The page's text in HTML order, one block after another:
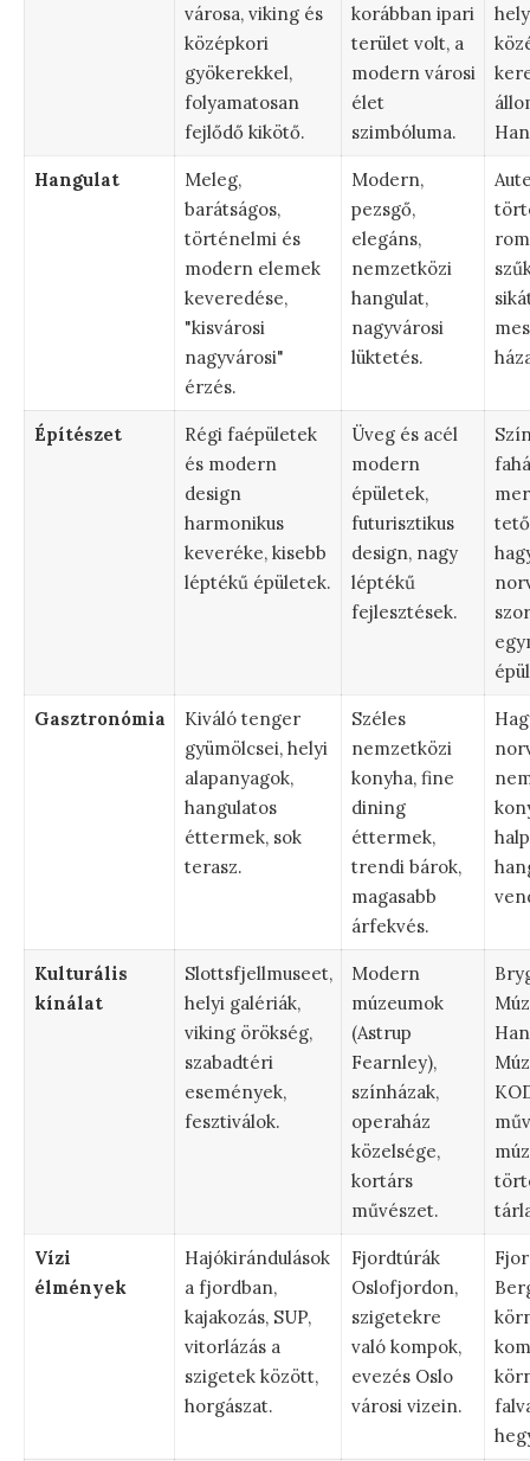
városa, viking és
középkori
gyökerekkel,
folyamatosan
fejlődő kikötő.
korábban ipari
terület volt, a
modern városi
élet
szimbóluma.
Hangulat
Meleg,
barátságos,
történelmi és
modern elemek
keveredése,
"kisvárosi
nagyvárosi"
érzés.
Modern,
pezsgő,
elegáns,
nemzetközi
hangulat,
nagyvárosi
lüktetés.
Építészet
Régi faépületek
és modern
design
harmonikus
keveréke, kisebb
léptékű épületek.
Üveg és acél
modern
épületek,
futurisztikus
design, nagy
léptékű
fejlesztések.
Gasztronómia
Kiváló tenger
gyümölcsei, helyi
alapanyagok,
hangulatos
éttermek, sok
terasz.
Széles
nemzetközi
konyha, fine
dining
éttermek,
trendi bárok,
magasabb
árfekvés.
Kulturális
kínálat
Slottsfjellmuseet,
helyi galériák,
viking örökség,
szabadtéri
események,
fesztiválok.
Modern
múzeumok
(Astrup
Fearnley),
színházak,
operaház
közelsége,
kortárs
művészet.
Vízi
élmények
Hajókirándulások
a fjordban,
kajakozás, SUP,
vitorlázás a
szigetek között,
horgászat.
Fjordtúrák
Oslofjordon,
szigetekre
való kompok,
evezés Oslo
városi vizein.